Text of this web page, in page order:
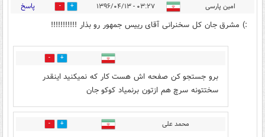
امین پارسی ۰۳:۲۷ - ۱۳۹۶/۰۴/۱۳ 9 پاسخ
:) مشرق جان کل سخنرانی آقای رییس جمهور رو بذار !!!!!!!!!!!
26
برو جستجو کن صفحه اش هست کار که نمیکنید اینقدر
سختتونه سرچ هم ازتون برنمیاد کوکو جان
محمد علی 4